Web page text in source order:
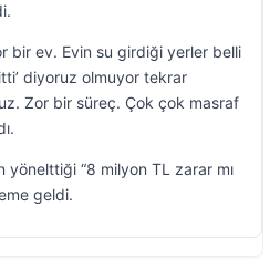
bir ev. Evin su girdiği yerler belli
diyoruz olmuyor tekrar
Zor bir süreç. Çok çok masraf
“8 milyon TL zarar mı
geldi.